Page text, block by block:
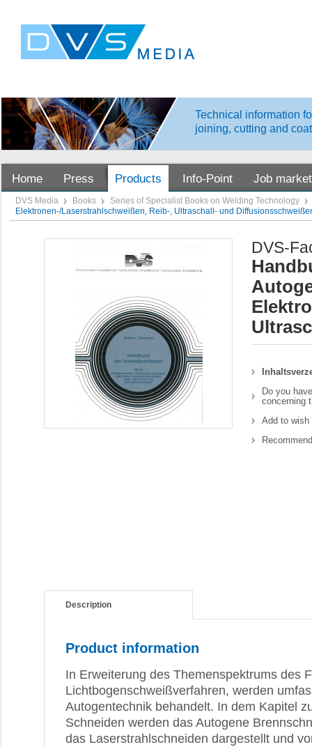
Technical information
joining, cutting and
Home Press Products Info-Point Job market
DVS Media Books
Series of Specialist Books on Welding Technology
Elektronen-/Laserstrahlschweißen, Reib-, Ultraschall- und
DVS-
Do you
concerning
Add to wish
Description
Product information
In Erweiterung des Themenspektrums des
Lichtbogenschweißverfahren, werden
Autogentechnik behandelt. In dem Kapitel
Schneiden werden das Autogene
das Laserstrahlschneiden dargestellt und